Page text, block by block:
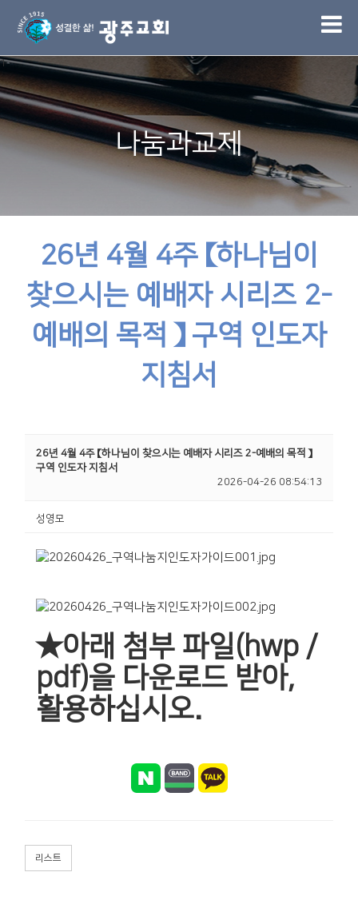
1
나눔과교제
26년 4월 4주 【하나님이
찾으시는 예배자 시리즈 2-
예배의 목적 】 구역 인도자
지침서
26년 4월 4주 【하나님이 찾으시는 예배자 시리즈 2-예배의 목적 】
구역 인도자 지침서
2026-04-26 08:54:13
성영모
★아래 첨부 파일(hwp /
pdf)을 다운로드 받아,
활용하십시오.
리스트